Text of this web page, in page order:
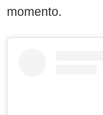
momento.